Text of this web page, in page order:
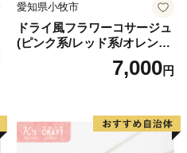
愛知県小牧市
ドライ風フラワーコサージュ
(ピンク系/レッド系/オレンジ
系/ホワイト系/イエロー系/グ
リーン系/ブルー系）7,000円